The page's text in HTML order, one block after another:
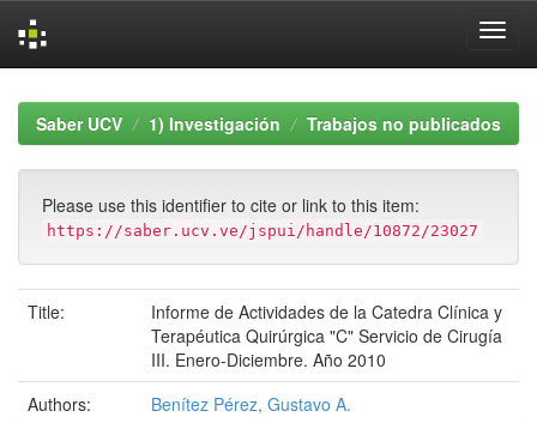
navigationSaber UCV 1) Investigación Trabajos no publicados
Please use this identifier to cite or link to this item:
https://saber.ucv.ve/jspui/handle/10872/23027
Title:
Informe de Actividades de la Catedra Clínica y
Terapéutica Quirúrgica "C" Servicio de Cirugía
III. Enero-Diciembre. Año 2010
Authors:
Benítez Pérez, Gustavo A.